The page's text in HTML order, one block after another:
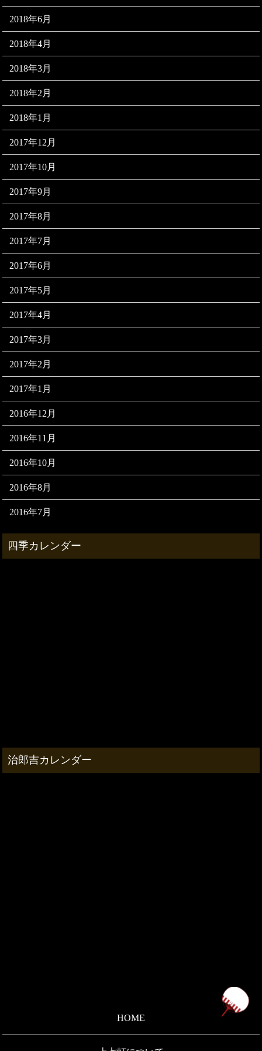
2018年6月
2018年4月
2018年3月
2018年2月
2018年1月
2017年12月
2017年10月
2017年9月
2017年8月
2017年7月
2017年6月
2017年5月
2017年4月
2017年3月
2017年2月
2017年1月
2016年12月
2016年11月
2016年10月
2016年8月
2016年7月
HOME